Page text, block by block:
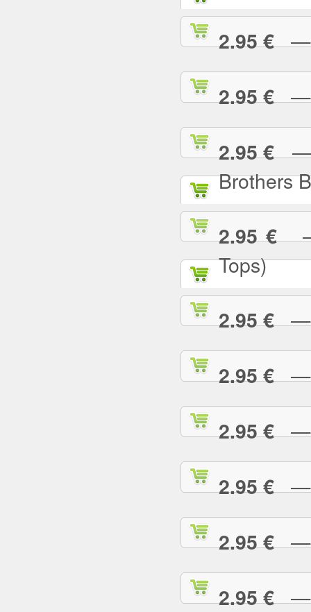
2.95 €—
2.95 €—
2.95 €—
Brothers
2.95 €—
Tops)
2.95 €—
2.95 €—
2.95 €—
2.95 €—
2.95 €—
2.95 €—